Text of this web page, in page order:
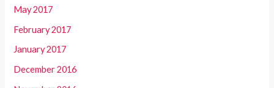
May 2017
February 2017
January 2017
December 2016